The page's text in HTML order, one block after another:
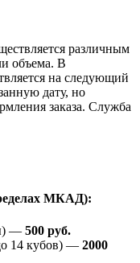
различным
объема. В
на следующий
дату, но
заказа. Служба
МКАД):
— 500 руб.
14 кубов) — 2000